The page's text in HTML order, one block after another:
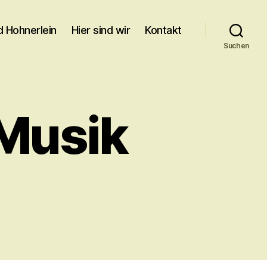
Hohnerlein Hier sind wir Kontakt
Suchen